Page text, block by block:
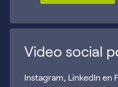
Video social
Instagram, LinkedIn en